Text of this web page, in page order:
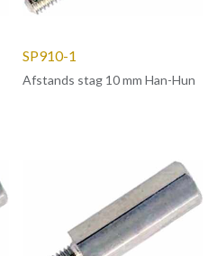
SP910-1
Afstands stag 10 mm Han-Hun